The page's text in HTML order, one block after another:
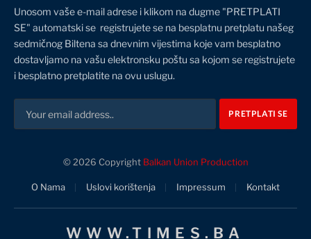
Unosom vaše e-mail adrese i klikom na dugme "PRETPLATI
SE" automatski se registrujete se na besplatnu pretplatu našeg
sedmičnog Biltena sa dnevnim vijestima koje vam besplatno
dostavljamo na vašu elektronsku poštu sa kojom se registrujete
i besplatno pretplatite na ovu uslugu.
© 2026 Copyright Balkan Union Production
O Nama Uslovi korištenja Impressum Kontakt
WWW.TIMES.BA